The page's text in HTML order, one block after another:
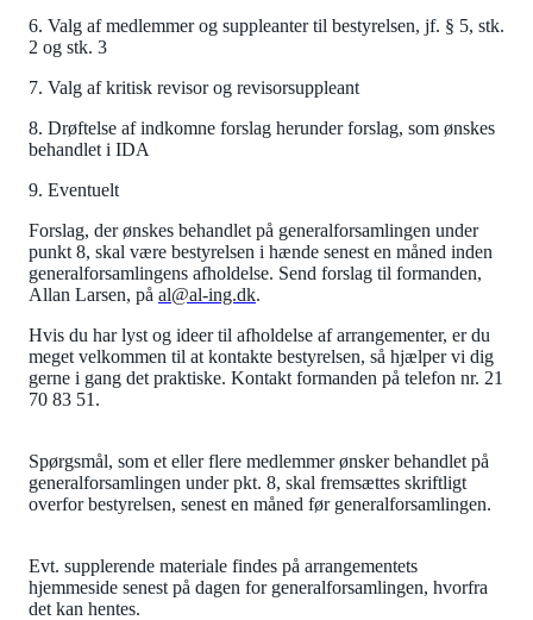
6. Valg af medlemmer og suppleanter til bestyrelsen, jf. § 5, stk.
2 og stk. 3
7. Valg af kritisk revisor og revisorsuppleant
8. Drøftelse af indkomne forslag herunder forslag, som ønskes
behandlet i IDA
9. Eventuelt
Forslag, der ønskes behandlet på generalforsamlingen under
punkt 8, skal være bestyrelsen i hænde senest en måned inden
generalforsamlingens afholdelse. Send forslag til formanden,
Allan Larsen, på al@al-ing.dk.
Hvis du har lyst og ideer til afholdelse af arrangementer, er du
meget velkommen til at kontakte bestyrelsen, så hjælper vi dig
gerne i gang det praktiske. Kontakt formanden på telefon nr. 21
70 83 51.
Spørgsmål, som et eller flere medlemmer ønsker behandlet på
generalforsamlingen under pkt. 8, skal fremsættes skriftligt
overfor bestyrelsen, senest en måned før generalforsamlingen.
Evt. supplerende materiale findes på arrangementets
hjemmeside senest på dagen for generalforsamlingen, hvorfra
det kan hentes.